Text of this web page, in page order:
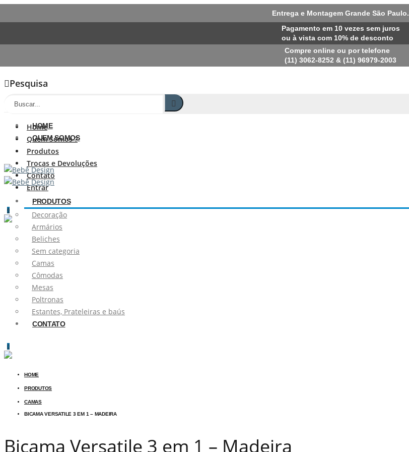
Entrega e Montagem Grande São Paulo.
Pagamento em 10 vezes sem juros
ou à vista com 10% de desconto
Compre online ou por telefone
(11) 3062-8252 & (11) 96979-2003
Pesquisa
Home
Quem Somos ?
Produtos
Trocas e Devoluções
Contato
Entrar
0
HOME
QUEM SOMOS
PRODUTOS
Decoração
Armários
Beliches
Sem categoria
Camas
Cômodas
Mesas
Poltronas
Estantes, Prateleiras e baús
CONTATO
0
HOME
PRODUTOS
CAMAS
BICAMA VERSATILE 3 EM 1 – MADEIRA
Bicama Versatile 3 em 1 – Madeira